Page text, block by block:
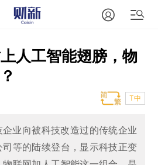
人工智能翅膀，物
T中
业向被科技改造过的传统企业
等的陆续登台，显示科技正变